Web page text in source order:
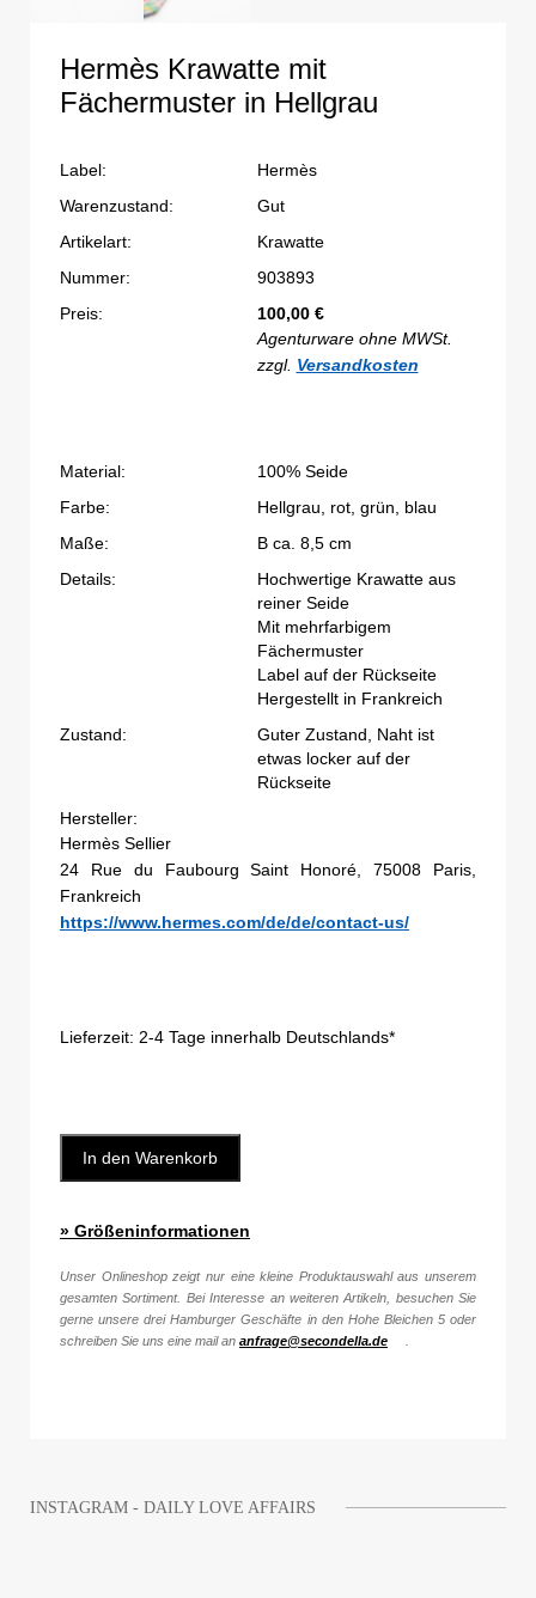
Hermès Krawatte mit
Fächermuster in Hellgrau
Label:
Hermès
Warenzustand:
Gut
Artikelart:
Krawatte
Nummer:
903893
Preis:
100,00 €
Agenturware ohne MWSt.
zzgl. Versandkosten
Material:
100% Seide
Farbe:
Hellgrau, rot, grün, blau
Maße:
B ca. 8,5 cm
Details:
Hochwertige Krawatte aus
reiner Seide
Mit mehrfarbigem
Fächermuster
Label auf der Rückseite
Hergestellt in Frankreich
Zustand:
Guter Zustand, Naht ist
etwas locker auf der
Rückseite
Hersteller:
Hermès Sellier
24 Rue du Faubourg Saint Honoré, 75008 Paris,
Frankreich
https://www.hermes.com/de/de/contact-us/
Lieferzeit: 2-4 Tage innerhalb Deutschlands*
In den Warenkorb
» Größeninformationen
Unser Onlineshop zeigt nur eine kleine Produktauswahl aus unserem
gesamten Sortiment. Bei Interesse an weiteren Artikeln, besuchen Sie
gerne unsere drei Hamburger Geschäfte in den Hohe Bleichen 5 oder
schreiben Sie uns eine mail an anfrage@secondella.de
INSTAGRAM - DAILY LOVE AFFAIRS